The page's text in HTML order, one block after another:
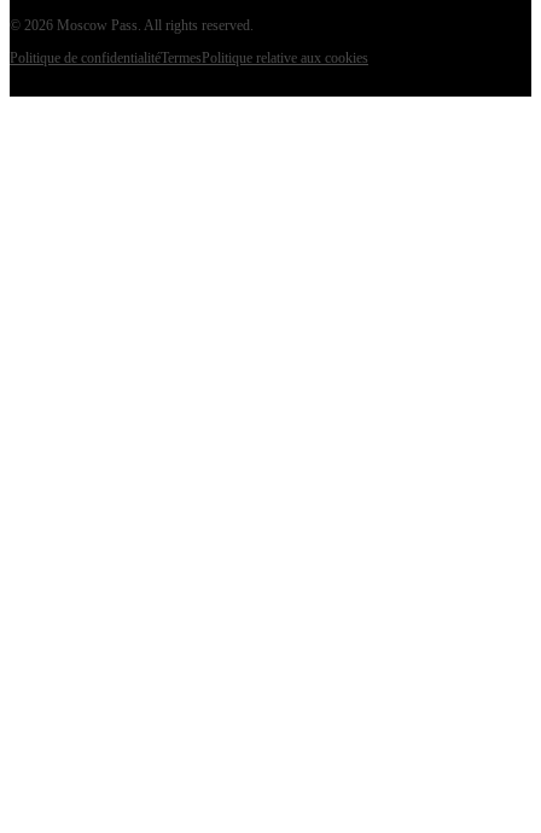
© 2026 Moscow Pass. All rights reserved.
Politique de confidentialitéTermesPolitique relative aux cookies